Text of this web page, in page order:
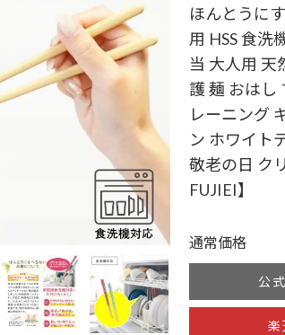
ほんとうに
用 HSS 食洗
当 大人用 天
護 麺 おはし
レーニング
ン ホワイト
敬老の日 ク
FUJIEI】
通常価格
公
楽